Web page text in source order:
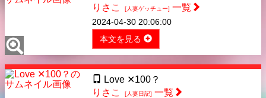
りさこ
[人妻ゲッチュー] 一覧
2024-04-30 20:06:00
本文を見る
Love ✕100？
りさこ
[人妻日記] 一覧